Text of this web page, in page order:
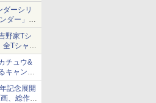
版」が
ーシリ
ダー」を
した超大
野家Tシ
全Tシャツ
始
チュウ&
キャンペ
記念展開
、総作画